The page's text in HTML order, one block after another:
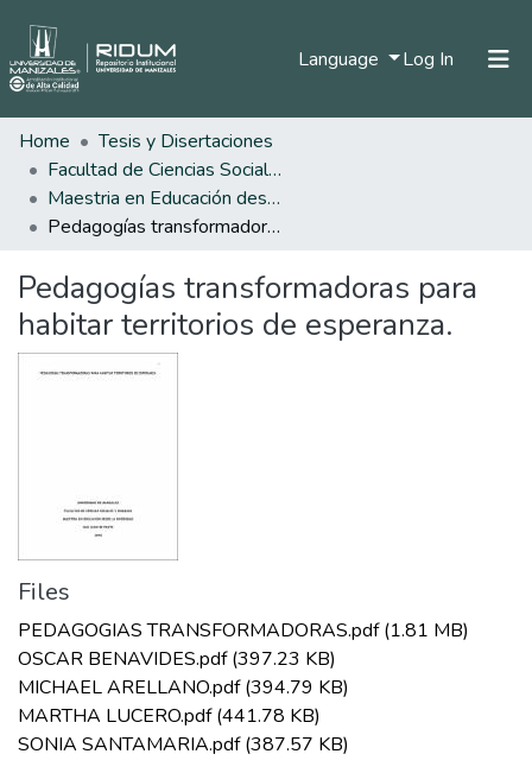
Language Log In (current)
Statistics
Home
Tesis y Disertaciones
Facultad de Ciencias Sociales y Humanas
Maestria en Educación desde la Diversidad
Pedagogías transformadoras para habitar territorios de esperanza.
Pedagogías transformadoras para
habitar territorios de esperanza.
Files
PEDAGOGIAS TRANSFORMADORAS.pdf(1.81 MB)
OSCAR BENAVIDES.pdf(397.23 KB)
MICHAEL ARELLANO.pdf(394.79 KB)
MARTHA LUCERO.pdf(441.78 KB)
SONIA SANTAMARIA.pdf(387.57 KB)